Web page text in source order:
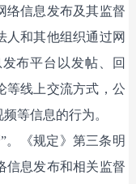
络信息发布及其监督
人和其他组织通过网
布平台以发帖、回
等线上交流方式，公
等信息的行为。
《规定》第三条明
信息发布和相关监督